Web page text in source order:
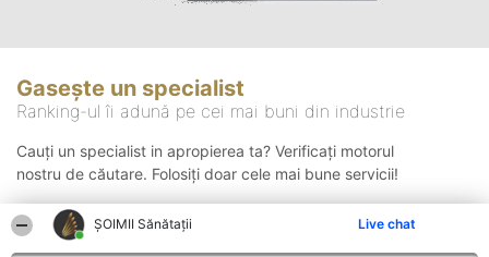
ŞOIMII Sănătații Live chat
Gasește un specialist
Ranking-ul îi adună pe cei mai buni din industrie
Cauți un specialist in apropierea ta? Verificați motorul
nostru de căutare. Folosiți doar cele mai bune servicii!